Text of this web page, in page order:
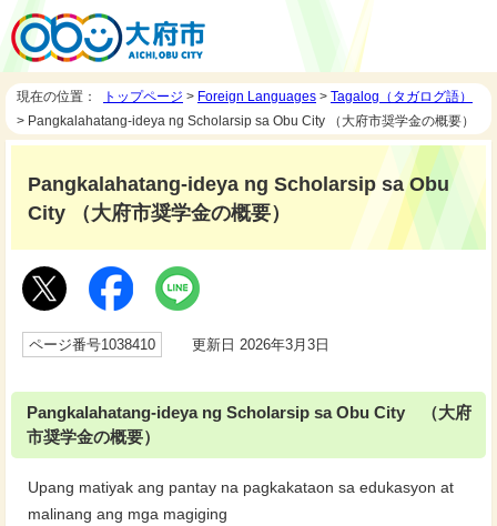
現在の位置： トップページ > Foreign Languages > Tagalog（タガログ語）
> Pangkalahatang-ideya ng Scholarsip sa Obu City （大府市奨学金の概要）
Pangkalahatang-ideya ng Scholarsip sa Obu
City （大府市奨学金の概要）
ページ番号1038410 更新日 2026年3月3日
Pangkalahatang-ideya ng Scholarsip sa Obu City （大府
市奨学金の概要）
Upang matiyak ang pantay na pagkakataon sa edukasyon at
malinang ang mga magiging